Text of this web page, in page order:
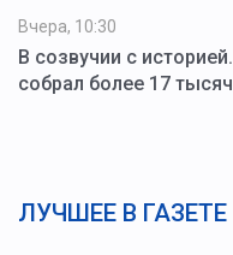
Вчера, 10:30
В созвучии с
собрал более 17
ЛУЧШЕЕ В ГАЗЕТЕ